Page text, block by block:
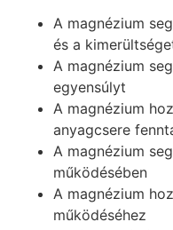
A magnézium
és a
A magnézium
egyensúlyt
A magnézium
anyagcsere
A magnézium
működésében
A magnézium
működéséhez